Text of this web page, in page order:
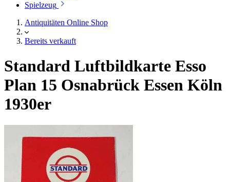
Spielzeug
Antiquitäten Online Shop
Bereits verkauft
Standard Luftbildkarte Esso
Plan 15 Osnabrück Essen Köln
1930er